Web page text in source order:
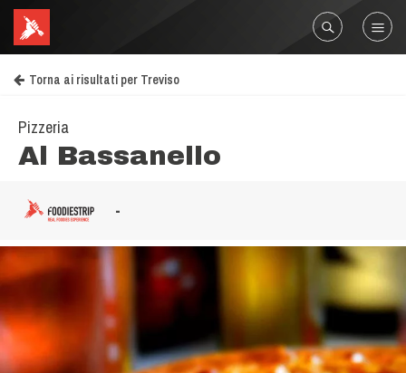
Torna ai risultati per Treviso
Pizzeria
Al Bassanello
-